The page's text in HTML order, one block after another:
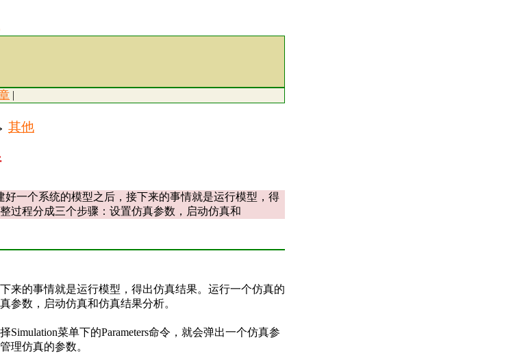
|
其他
一个系统的模型之后，接下来的事情就是运行模型，得
过程分成三个步骤：设置仿真参数，启动仿真和
来的事情就是运行模型，得出仿真结果。运行一个仿真的
参数，启动仿真和仿真结果分析。
菜单下的Parameters命令，就会弹出一个仿真参
理仿真的参数。